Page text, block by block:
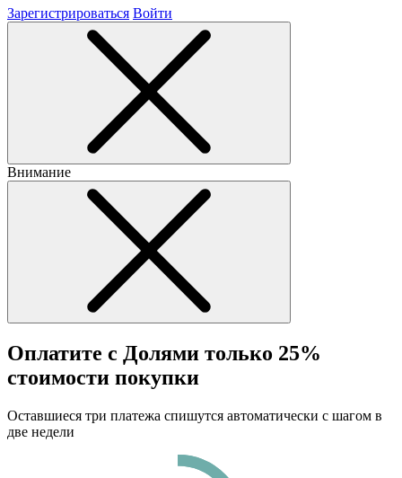
Зарегистрироваться Войти
Внимание
Оплатите с Долями только 25%
стоимости покупки
Оставшиеся три платежа спишутся автоматически с шагом в
две недели